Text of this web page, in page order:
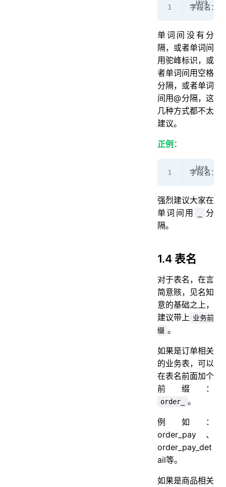
字段名：
单词间没有分
隔，或者单词间
用驼峰标识，或
者单词间用空格
分隔，或者单词
间用@分隔，这
几种方式都不太
建议。
正例：
字段名：
强烈建议大家在
单词间用
分
隔。
1.4 表名
对于表名，在言
简意赅，见名知
意的基础之上，
建议带上 业务前
缀 。
如果是订单相关
的业务表，可以
在表名前面加个
前缀：
order_ 。
例如：
order_pay、
order_pay_det
ail等。
如果是商品相关